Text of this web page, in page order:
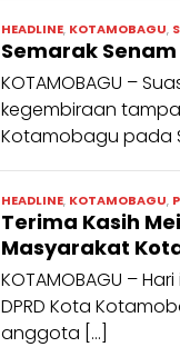
HEADLINE, KOTAMOBAGU,
Semarak Senam
KOTAMOBAGU –
kegembiraan
Kotamobagu pada
HEADLINE, KOTAMOBAGU,
Terima Kasih
Masyarakat
KOTAMOBAGU –
DPRD Kota
anggota […]